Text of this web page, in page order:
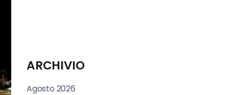
ARCHIVIO
Agosto 2026